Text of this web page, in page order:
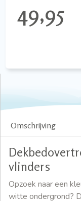
49,95
Omschrijving
vlinders
Opzoek naar een
witte ondergrond?